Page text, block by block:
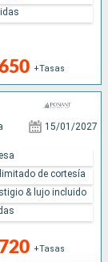
+Tasas
15/01/2027
+Tasas
de cortesía
& lujo incluido